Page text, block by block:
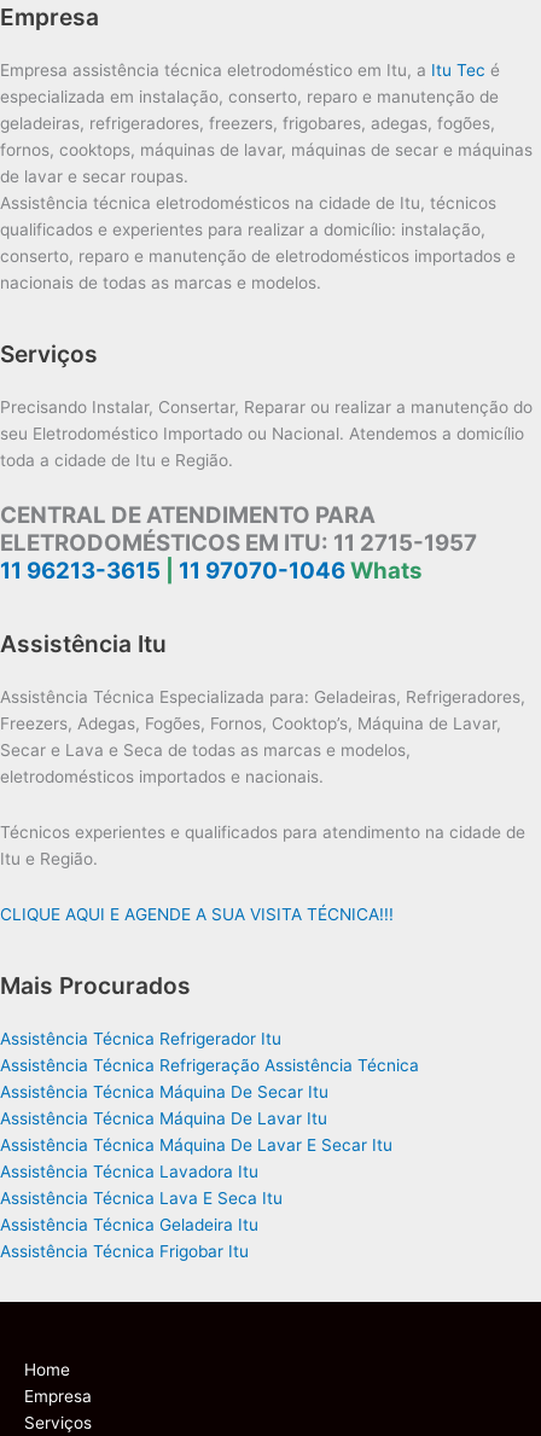
Empresa
Empresa assistência técnica eletrodoméstico em Itu, a Itu Tec é
especializada em instalação, conserto, reparo e manutenção de
geladeiras, refrigeradores, freezers, frigobares, adegas, fogões,
fornos, cooktops, máquinas de lavar, máquinas de secar e máquinas
de lavar e secar roupas.
Assistência técnica eletrodomésticos na cidade de Itu, técnicos
qualificados e experientes para realizar a domicílio: instalação,
conserto, reparo e manutenção de eletrodomésticos importados e
nacionais de todas as marcas e modelos.
Serviços
Precisando Instalar, Consertar, Reparar ou realizar a manutenção do
seu Eletrodoméstico Importado ou Nacional. Atendemos a domicílio
toda a cidade de Itu e Região.
CENTRAL DE ATENDIMENTO PARA
ELETRODOMÉSTICOS EM ITU: 11 2715-1957
11 96213-3615
11 97070-1046Whats
Assistência Itu
Assistência Técnica Especializada para: Geladeiras, Refrigeradores,
Freezers, Adegas, Fogões, Fornos, Cooktop’s, Máquina de Lavar,
Secar e Lava e Seca de todas as marcas e modelos,
eletrodomésticos importados e nacionais.
Técnicos experientes e qualificados para atendimento na cidade de
Itu e Região.
CLIQUE AQUI E AGENDE A SUA VISITA TÉCNICA!!!
Mais Procurados
Assistência Técnica Refrigerador Itu
Assistência Técnica Refrigeração Assistência Técnica
Assistência Técnica Máquina De Secar Itu
Assistência Técnica Máquina De Lavar Itu
Assistência Técnica Máquina De Lavar E Secar Itu
Assistência Técnica Lavadora Itu
Assistência Técnica Lava E Seca Itu
Assistência Técnica Geladeira Itu
Assistência Técnica Frigobar Itu
Home
Empresa
Serviços